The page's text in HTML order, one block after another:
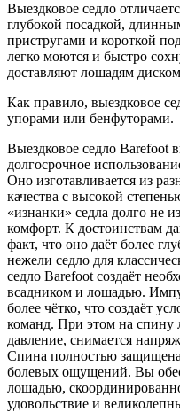
Выездковое седло
глубокой посадкой,
пристругами и короткой
легко моются и быстро
доставляют лошадям
Как правило, выездковое
упорами или бенфуторами.
Выездковое седло Barefoot
долгосрочное
Оно изготавливается из
качества с высокой
«изнанки» седла долго не
комфорт. К достоинствам
факт, что оно даёт более
нежели седло для
седло Barefoot создаёт
всадником и лошадью.
более чётко, что создаёт
команд. При этом на спину
давление, снимается
Спина полностью
болевых ощущений. Вы
лошадью,
удовольствие и